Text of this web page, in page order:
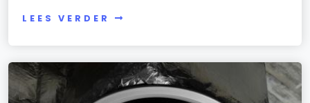
LEES VERDER